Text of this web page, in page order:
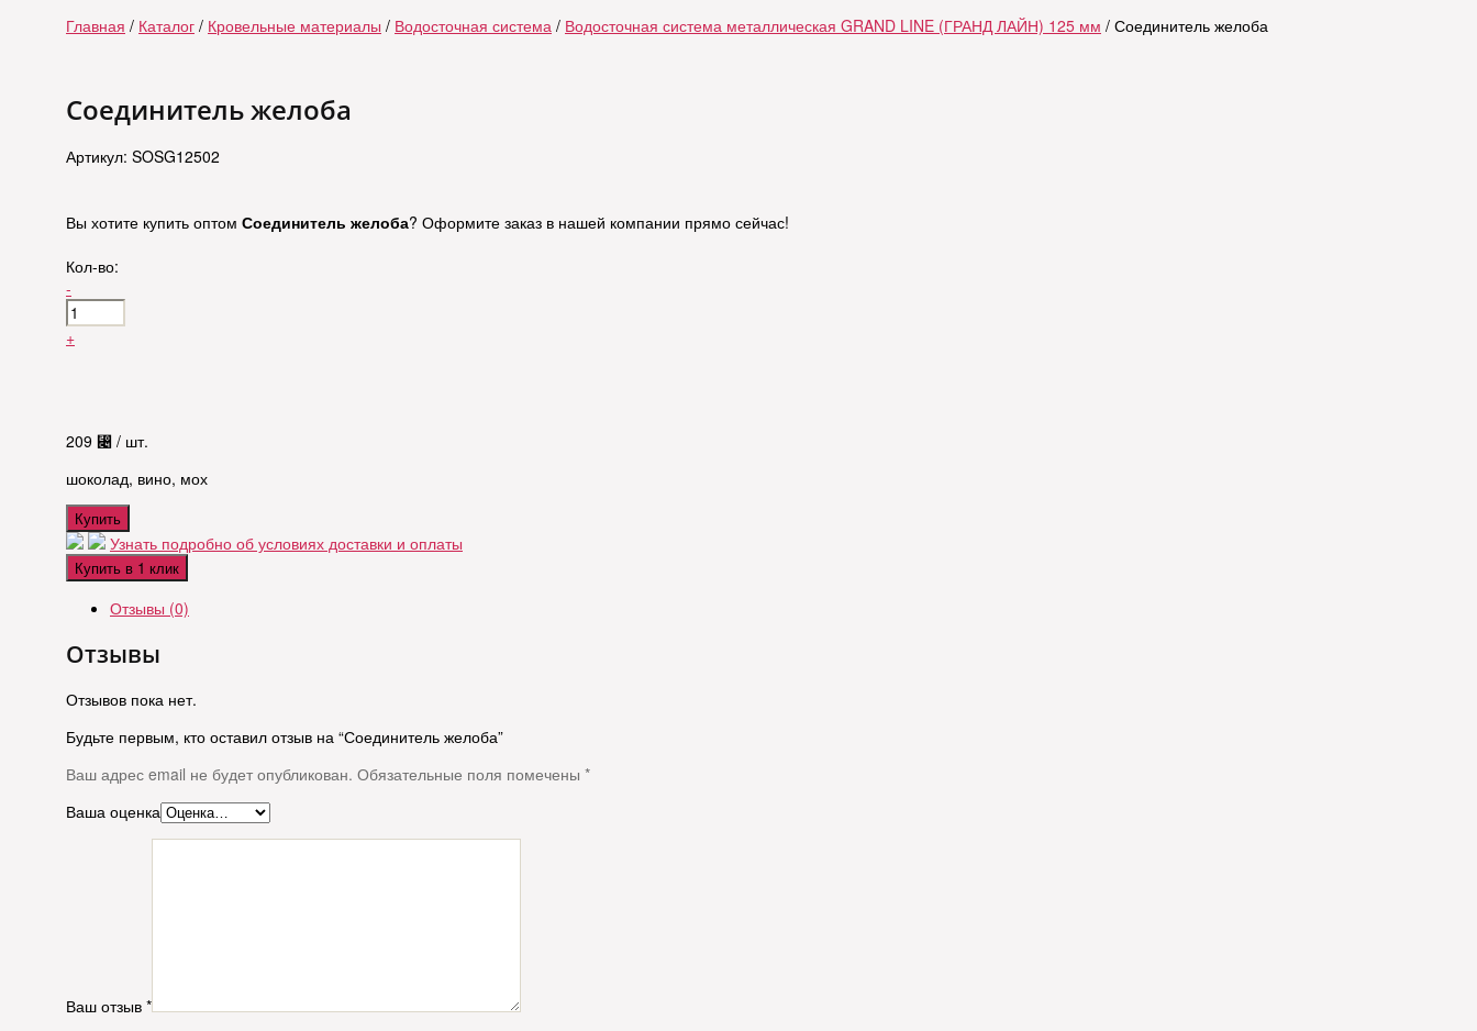
Главная / Каталог / Кровельные материалы / Водосточная система / Водосточная система металлическая GRAND LINE (ГРАНД ЛАЙН) 125 мм / Соединитель желоба
Соединитель желоба
Артикул: SOSG12502
Вы хотите купить оптом Соединитель желоба? Оформите заказ в нашей компании прямо сейчас!
Кол-во:
-
+
209 ⃄ / шт.
шоколад, вино, мох
Купить
Узнать подробно об условиях доставки и оплаты
Купить в 1 клик
Отзывы (0)
Отзывы
Отзывов пока нет.
Будьте первым, кто оставил отзыв на “Соединитель желоба”
Ваш адрес email не будет опубликован. Обязательные поля помечены *
Ваша оценка
Ваш отзыв *